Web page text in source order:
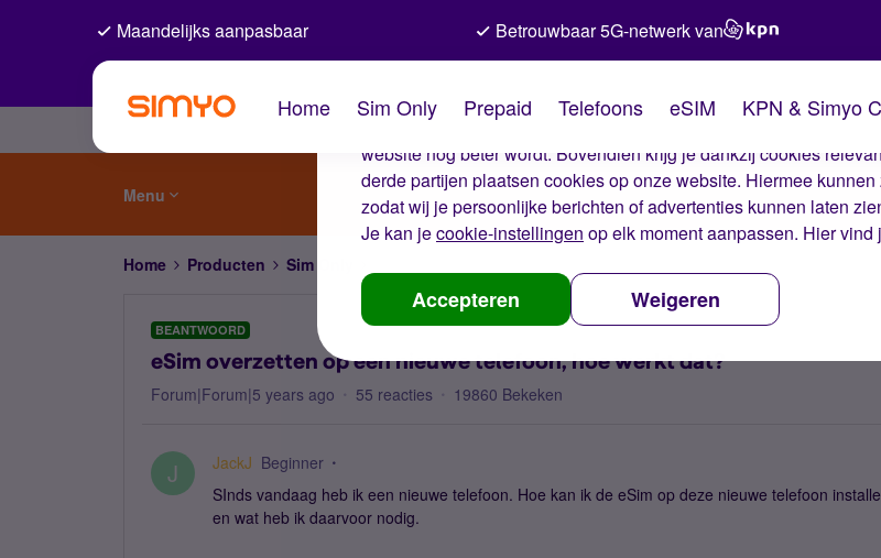
De cookies van Simyo
Wij gebruiken cookies op onze website. Met deze cookies zorgen
website nog beter wordt. Bovendien krijg je dankzij cookies
derde partijen plaatsen cookies op onze website. Hiermee
zodat wij je persoonlijke berichten of advertenties kunnen laten
Je kan jecookie-instellingen op elk moment aanpassen. Hier vind
Accepteren Weigeren
Maandelijks aanpasbaar Betrouwbaar 5G-netwerk van
Home Sim Only Prepaid Telefoons eSIM KPN & Simyo
Menu
Home Producten Sim Only
BEANTWOORD
eSim overzetten op een nieuwe telefoon, hoe werkt dat?
Forum|Forum|5 years ago 55 reacties 19860 Bekeken
J JackJ Beginner
SInds vandaag heb ik een nieuwe telefoon. Hoe kan ik de eSim op deze nieuwe telefoon
en wat heb ik daarvoor nodig.